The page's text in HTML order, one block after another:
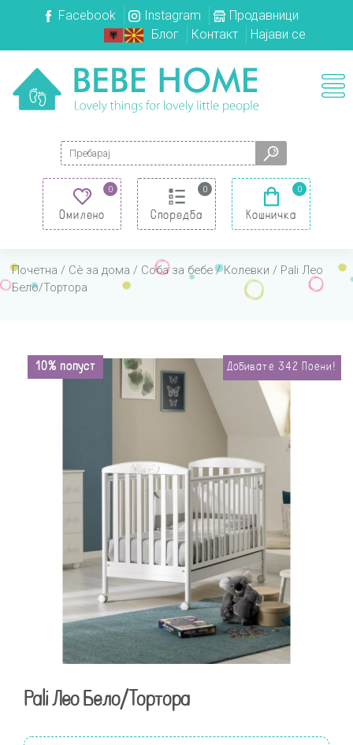
Facebook Instagram
Продавници
Блог
Контакт Најави се
Search for:
0
Омилено
0
Споредба
0
Кошничка
Почетна / Сè за дома / Соба за бебе/Колевки / Pali Лео
Бело/Тортора
10% попуст Добивате 342 Поени!
Pali Лео Бело/Тортора